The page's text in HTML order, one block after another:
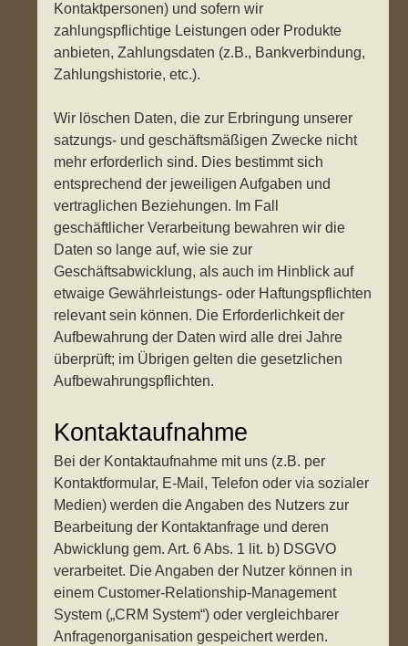
Kontaktpersonen) und sofern wir
zahlungspflichtige Leistungen oder Produkte
anbieten, Zahlungsdaten (z.B., Bankverbindung,
Zahlungshistorie, etc.).
Wir löschen Daten, die zur Erbringung unserer
satzungs- und geschäftsmäßigen Zwecke nicht
mehr erforderlich sind. Dies bestimmt sich
entsprechend der jeweiligen Aufgaben und
vertraglichen Beziehungen. Im Fall
geschäftlicher Verarbeitung bewahren wir die
Daten so lange auf, wie sie zur
Geschäftsabwicklung, als auch im Hinblick auf
etwaige Gewährleistungs- oder Haftungspflichten
relevant sein können. Die Erforderlichkeit der
Aufbewahrung der Daten wird alle drei Jahre
überprüft; im Übrigen gelten die gesetzlichen
Aufbewahrungspflichten.
Kontaktaufnahme
Bei der Kontaktaufnahme mit uns (z.B. per
Kontaktformular, E-Mail, Telefon oder via sozialer
Medien) werden die Angaben des Nutzers zur
Bearbeitung der Kontaktanfrage und deren
Abwicklung gem. Art. 6 Abs. 1 lit. b) DSGVO
verarbeitet. Die Angaben der Nutzer können in
einem Customer-Relationship-Management
System („CRM System“) oder vergleichbarer
Anfragenorganisation gespeichert werden.